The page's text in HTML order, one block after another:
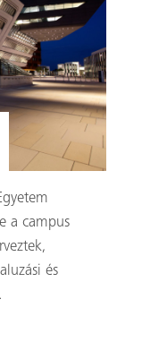
a campus
és